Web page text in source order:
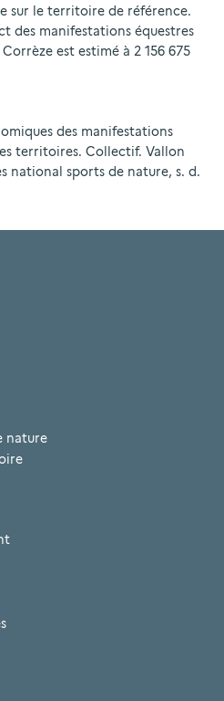
sur le territoire de référence.
des manifestations équestres
est estimé à 2 156 675
des manifestations
territoires. Collectif. Vallon
national sports de nature, s. d.
nature